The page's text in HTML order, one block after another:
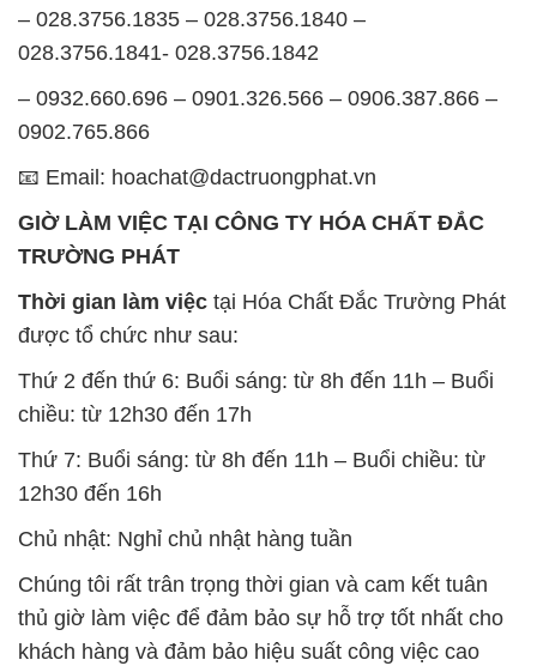
– 028.3756.1835 – 028.3756.1840 –
028.3756.1841- 028.3756.1842
– 0932.660.696 – 0901.326.566 – 0906.387.866 –
0902.765.866
📧 Email: hoachat@dactruongphat.vn
GIỜ LÀM VIỆC TẠI CÔNG TY HÓA CHẤT ĐẮC
TRƯỜNG PHÁT
Thời gian làm việc tại Hóa Chất Đắc Trường Phát
được tổ chức như sau:
Thứ 2 đến thứ 6: Buổi sáng: từ 8h đến 11h – Buổi
chiều: từ 12h30 đến 17h
Thứ 7: Buổi sáng: từ 8h đến 11h – Buổi chiều: từ
12h30 đến 16h
Chủ nhật: Nghỉ chủ nhật hàng tuần
Chúng tôi rất trân trọng thời gian và cam kết tuân
thủ giờ làm việc để đảm bảo sự hỗ trợ tốt nhất cho
khách hàng và đảm bảo hiệu suất công việc cao